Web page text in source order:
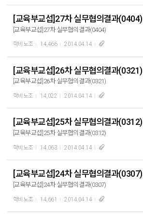
[교육부교섭]27차 실무협의결과(0404)
[교육부교섭]27차 실무협의결과(0404)
학비노조 14,466 2014.04.14
[교육부교섭]26차 실무협의결과(0321)
[교육부교섭]26차 실무협의결과(0321)
학비노조 14,022 2014.04.14
[교육부교섭]25차 실무협의결과(0312)
[교육부교섭]25차 실무협의결과(0312)
학비노조 14,063 2014.04.14
[교육부교섭]24차 실무협의결과(0307)
[교육부교섭]24차 실무협의결과(0307)
학비노조 14,661 2014.04.14